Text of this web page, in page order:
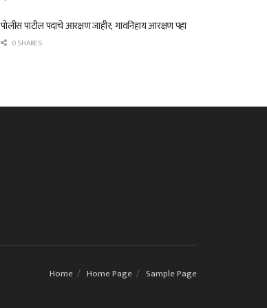
पोलीस पाटील पदाचे आरक्षण जाहीर; गावनिहाय आरक्षण पहा
0 SHARES
Home Home Page Sample Page